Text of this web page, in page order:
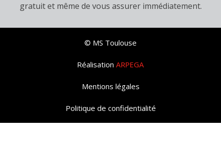
gratuit et même de vous assurer immédiatement.
© MS Toulouse
Réalisation ARPEGA
Mentions légales
Politique de confidentialité